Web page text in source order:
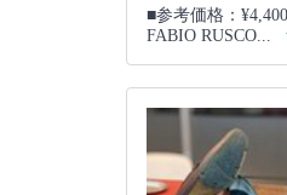
■参考価格：
FABIO RUSCO...